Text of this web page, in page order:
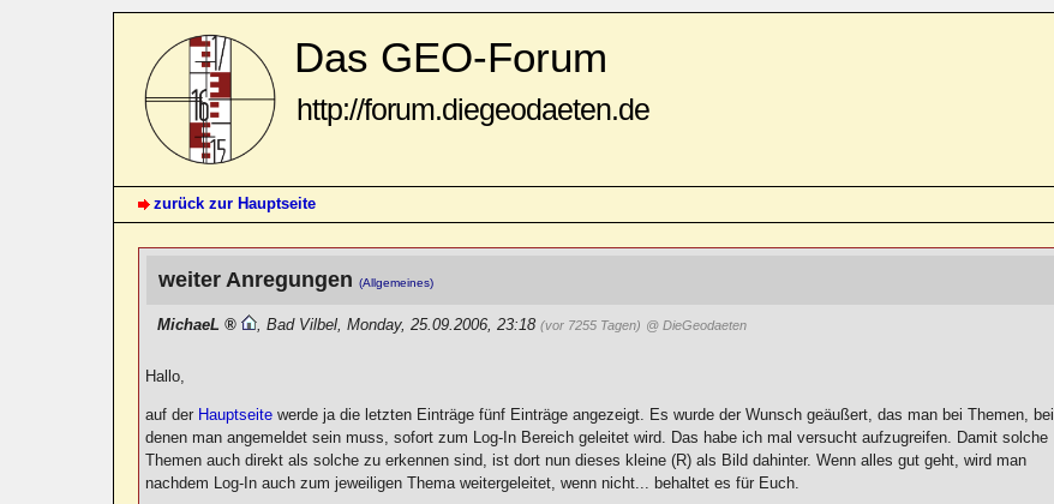
Das GEO-Forum
http://forum.diegeodaeten.de
zurück zur Hauptseite
weiter Anregungen(Allgemeines)
MichaeL ,Bad Vilbel ,Monday, 25.09.2006, 23:18(vor 7255 Tagen) @ DieGeodaeten
Hallo,
auf der Hauptseite werde ja die letzten Einträge fünf Einträge angezeigt. Es wurde der Wunsch geäußert, das man bei Themen, bei
denen man angemeldet sein muss, sofort zum Log-In Bereich geleitet wird. Das habe ich mal versucht aufzugreifen. Damit solche
Themen auch direkt als solche zu erkennen sind, ist dort nun dieses kleine (R) als Bild dahinter. Wenn alles gut geht, wird man
nachdem Log-In auch zum jeweiligen Thema weitergeleitet, wenn nicht... behaltet es für Euch.